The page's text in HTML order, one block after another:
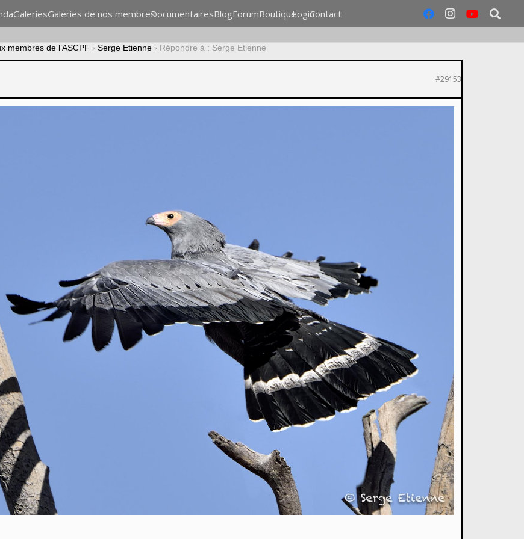
GaleriesGaleries de nos membresDocumentairesBlogForumBoutiqueLoginContact
membres de l’ASCPF › Serge Etienne › Répondre à : Serge Etienne
#29153